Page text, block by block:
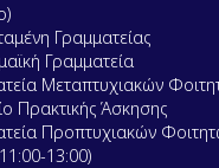
Γραμματείας
Γραμματεία
Μεταπτυχιακών
Πρακτικής Άσκησης
Προπτυχιακών
13:00)